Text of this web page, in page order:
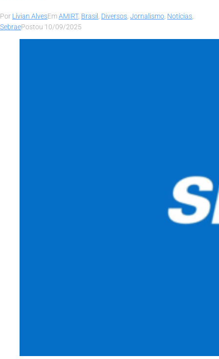
Por Lívian AlvesEmAMIRT, Brasil , Diversos, Jornalismo, Notícias,
SebraePostou 10/09/2025